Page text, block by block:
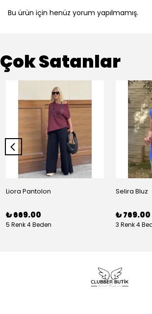
Bu ürün için henüz yorum yapılmamış.
Çok Satanlar
Liora Pantolon
₺ 669.00
5 Renk 4 Beden
Selira Bluz
₺ 769.00
3 Renk 4